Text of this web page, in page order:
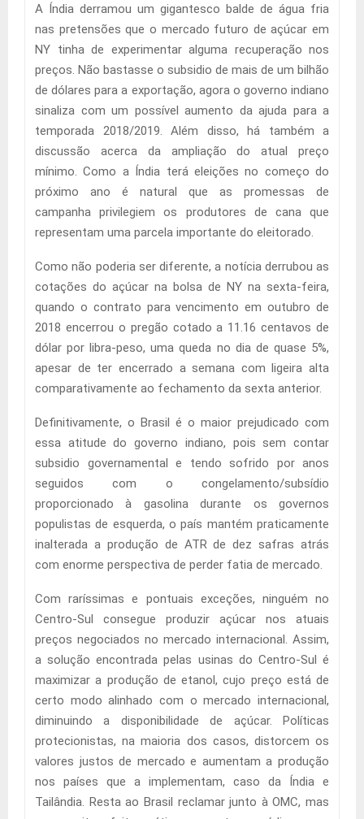
A Índia derramou um gigantesco balde de água fria
nas pretensões que o mercado futuro de açúcar em
NY tinha de experimentar alguma recuperação nos
preços. Não bastasse o subsidio de mais de um bilhão
de dólares para a exportação, agora o governo indiano
sinaliza com um possível aumento da ajuda para a
temporada 2018/2019. Além disso, há também a
discussão acerca da ampliação do atual preço
mínimo. Como a Índia terá eleições no começo do
próximo ano é natural que as promessas de
campanha privilegiem os produtores de cana que
representam uma parcela importante do eleitorado.
Como não poderia ser diferente, a notícia derrubou as
cotações do açúcar na bolsa de NY na sexta-feira,
quando o contrato para vencimento em outubro de
2018 encerrou o pregão cotado a 11.16 centavos de
dólar por libra-peso, uma queda no dia de quase 5%,
apesar de ter encerrado a semana com ligeira alta
comparativamente ao fechamento da sexta anterior.
Definitivamente, o Brasil é o maior prejudicado com
essa atitude do governo indiano, pois sem contar
subsidio governamental e tendo sofrido por anos
seguidos com o congelamento/subsídio
proporcionado à gasolina durante os governos
populistas de esquerda, o país mantém praticamente
inalterada a produção de ATR de dez safras atrás
com enorme perspectiva de perder fatia de mercado.
Com raríssimas e pontuais exceções, ninguém no
Centro-Sul consegue produzir açúcar nos atuais
preços negociados no mercado internacional. Assim,
a solução encontrada pelas usinas do Centro-Sul é
maximizar a produção de etanol, cujo preço está de
certo modo alinhado com o mercado internacional,
diminuindo a disponibilidade de açúcar. Políticas
protecionistas, na maioria dos casos, distorcem os
valores justos de mercado e aumentam a produção
nos países que a implementam, caso da Índia e
Tailândia. Resta ao Brasil reclamar junto à OMC, mas